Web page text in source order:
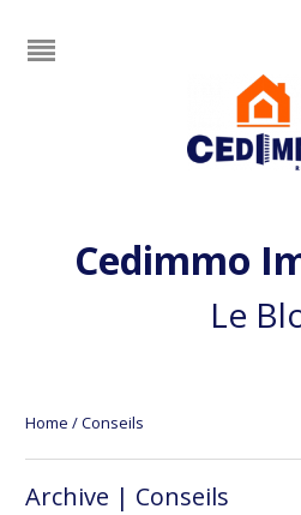
Cedimmo
Le
Home /Conseils
Archive | Conseils